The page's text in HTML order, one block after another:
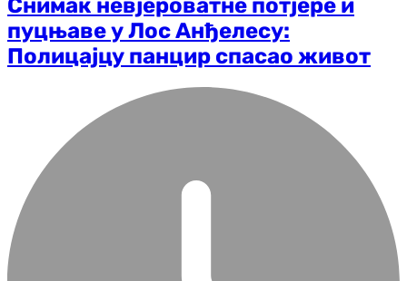
Снимак невјероватне потјере и
пуцњаве у Лос Анђелесу:
Полицајцу панцир спасао живот